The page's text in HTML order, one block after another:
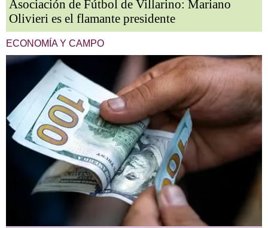
Asociación de Fútbol de Villarino: Mariano
Olivieri es el flamante presidente
ECONOMÍA Y CAMPO